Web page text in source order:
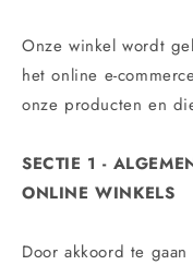
Onze winkel wordt
het online e-
onze producten en
SECTIE 1 -
ONLINE WINKELS
Door akkoord te